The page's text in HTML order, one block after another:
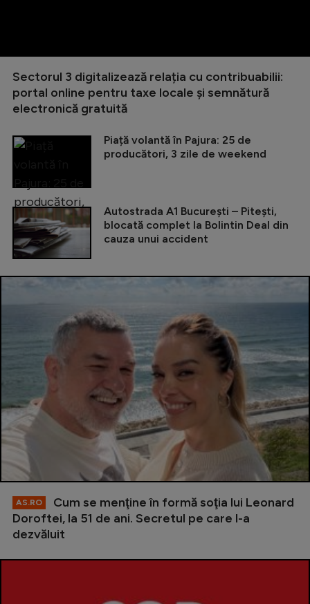
Sectorul 3 digitalizează relația cu contribuabilii:
portal online pentru taxe locale și semnătură
electronică gratuită
Piață volantă în Pajura: 25 de
producători, 3 zile de weekend
Autostrada A1 București – Pitești,
blocată complet la Bolintin Deal din
cauza unui accident
AS.RO
Cum se menţine în formă soţia lui Leonard
Doroftei, la 51 de ani. Secretul pe care l-a
dezvăluit